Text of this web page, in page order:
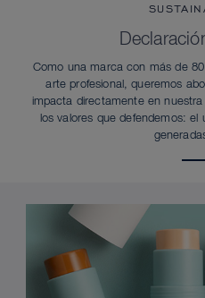
Como una marca con más de
arte profesional, queremos
impacta directamente en
los valores que defendemos: el